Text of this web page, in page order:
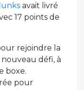
avait livré
17 points de
rejoindre la
nouveau défi, à
boxe.
pour